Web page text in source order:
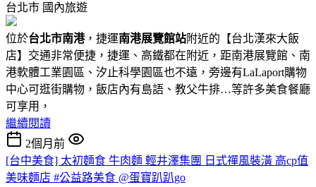
台北市 國內旅遊
位於台北市南港，捷運南港展覽館站附近的【台北漢來大飯
店】交通非常便捷，捷運、高鐵都在附近，距南港展覽館、南
港軟體工業園區、汐止科學園區也不遠，旁邊有LaLaport購物
中心可逛街購物，飯店內有島語、教父牛排…等許多美食餐廳
可享用，
繼續閱讀
2個月前
[台中美食] 太初麵食 牛肉麵 輕井澤集團 日式禪風裝潢 高cp值
美味麵店 #公益路美食 @蛋寶趴趴go